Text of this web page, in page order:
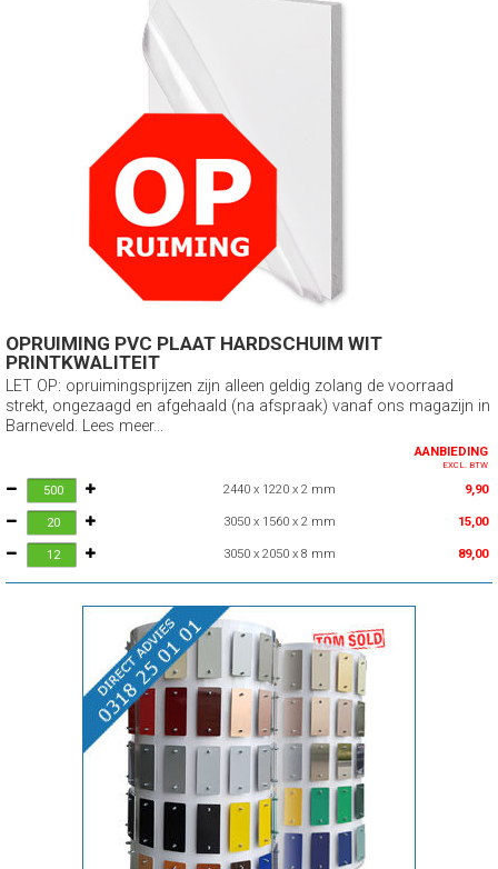
OPRUIMING PVC PLAAT HARDSCHUIM WIT
PRINTKWALITEIT
LET OP: opruimingsprijzen zijn alleen geldig zolang de voorraad
strekt, ongezaagd en afgehaald (na afspraak) vanaf ons magazijn in
Barneveld. Lees meer...
AANBIEDING
EXCL. BTW
2440 x 1220 x 2 mm 9,90
3050 x 1560 x 2 mm 15,00
3050 x 2050 x 8 mm 89,00